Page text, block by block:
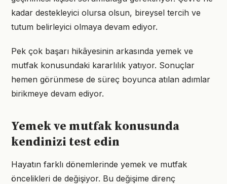
kadar destekleyici olursa olsun, bireysel tercih ve
tutum belirleyici olmaya devam ediyor.
Pek çok başarı hikâyesinin arkasında yemek ve
mutfak konusundaki kararlılık yatıyor. Sonuçlar
hemen görünmese de süreç boyunca atılan adımlar
birikmeye devam ediyor.
Yemek ve mutfak konusunda
kendinizi test edin
Hayatın farklı dönemlerinde yemek ve mutfak
öncelikleri de değişiyor. Bu değişime direnç